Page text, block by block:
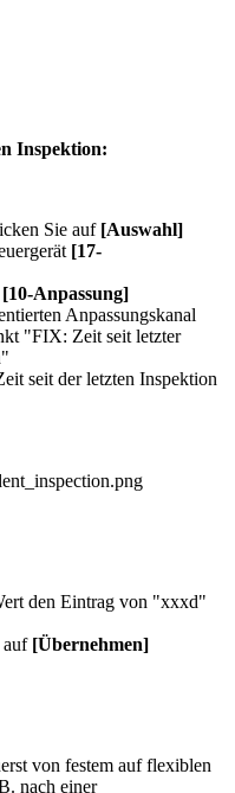
Inspektion:
Sie auf [Auswahl]
[17-
[10-Anpassung]
Anpassungskanal
"FIX: Zeit seit letzter
seit der letzten Inspektion
den Eintrag von "xxxd"
auf [Übernehmen]
von festem auf flexiblen
nach einer